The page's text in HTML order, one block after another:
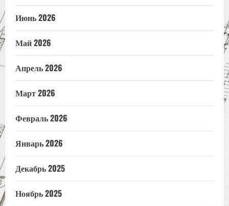
Июнь 2026
Май 2026
Апрель 2026
Март 2026
Февраль 2026
Январь 2026
Декабрь 2025
Ноябрь 2025